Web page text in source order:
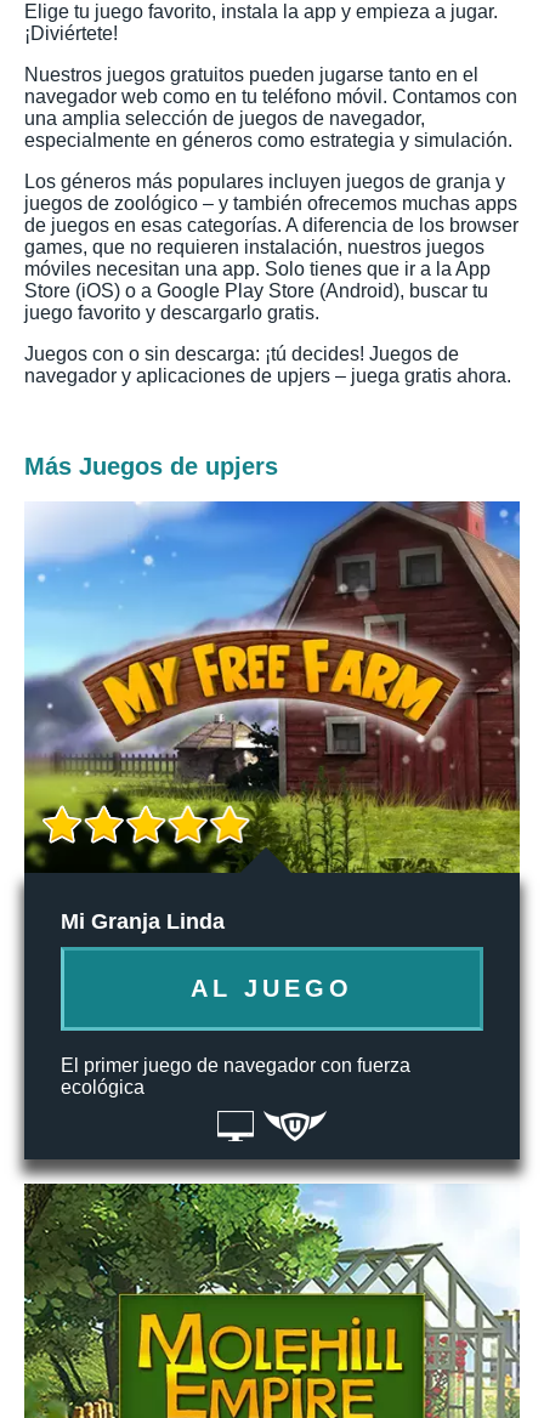
Elige tu juego favorito, instala la app y empieza a jugar.
¡Diviértete!
Nuestros juegos gratuitos pueden jugarse tanto en el
navegador web como en tu teléfono móvil. Contamos con
una amplia selección de juegos de navegador,
especialmente en géneros como estrategia y simulación.
Los géneros más populares incluyen juegos de granja y
juegos de zoológico – y también ofrecemos muchas apps
de juegos en esas categorías. A diferencia de los browser
games, que no requieren instalación, nuestros juegos
móviles necesitan una app. Solo tienes que ir a la App
Store (iOS) o a Google Play Store (Android), buscar tu
juego favorito y descargarlo gratis.
Juegos con o sin descarga: ¡tú decides! Juegos de
navegador y aplicaciones de upjers – juega gratis ahora.
Más Juegos de upjers
Mi Granja Linda
AL JUEGO
El primer juego de navegador con fuerza
ecológica